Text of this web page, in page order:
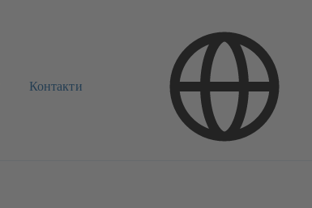
Контакти